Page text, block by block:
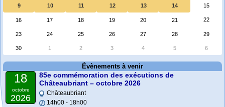
9 10 11 12 13 14 15
16 17 18 19 20 21 22
23 24 25 26 27 28 29
30 1 2 3 4 5 6
Évènements à venir
18
octobre
2026
85e commémoration des exécutions de
Châteaubriant – octobre 2026
Châteaubriant
14h00 - 18h00